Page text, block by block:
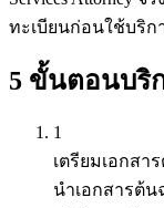
ทะเบียนก่อนใช้บริก
5 ขั้นตอนบริ
1
เตรียมเอกสา
นำเอกสารต้